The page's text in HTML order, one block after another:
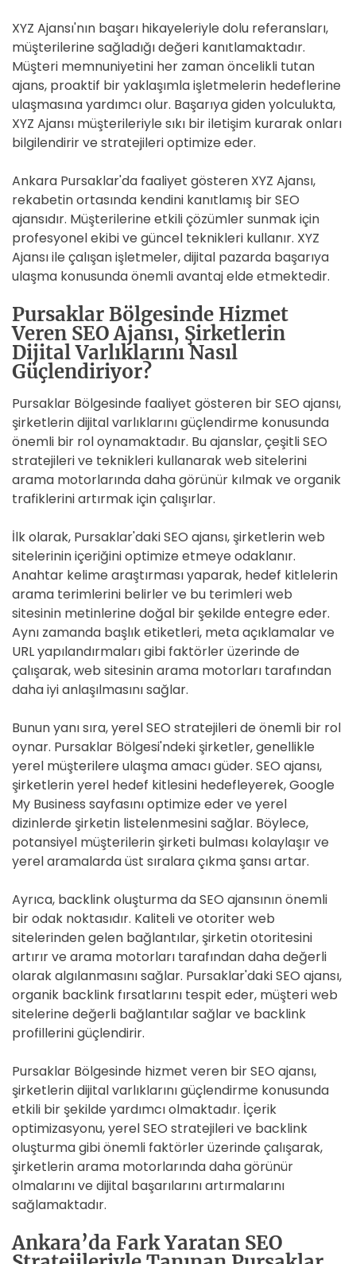
XYZ Ajansı'nın başarı hikayeleriyle dolu referansları,
müşterilerine sağladığı değeri kanıtlamaktadır.
Müşteri memnuniyetini her zaman öncelikli tutan
ajans, proaktif bir yaklaşımla işletmelerin hedeflerine
ulaşmasına yardımcı olur. Başarıya giden yolculukta,
XYZ Ajansı müşterileriyle sıkı bir iletişim kurarak onları
bilgilendirir ve stratejileri optimize eder.
Ankara Pursaklar'da faaliyet gösteren XYZ Ajansı,
rekabetin ortasında kendini kanıtlamış bir SEO
ajansıdır. Müşterilerine etkili çözümler sunmak için
profesyonel ekibi ve güncel teknikleri kullanır. XYZ
Ajansı ile çalışan işletmeler, dijital pazarda başarıya
ulaşma konusunda önemli avantaj elde etmektedir.
Pursaklar Bölgesinde Hizmet
Veren SEO Ajansı, Şirketlerin
Dijital Varlıklarını Nasıl
Güçlendiriyor?
Pursaklar Bölgesinde faaliyet gösteren bir SEO ajansı,
şirketlerin dijital varlıklarını güçlendirme konusunda
önemli bir rol oynamaktadır. Bu ajanslar, çeşitli SEO
stratejileri ve teknikleri kullanarak web sitelerini
arama motorlarında daha görünür kılmak ve organik
trafiklerini artırmak için çalışırlar.
İlk olarak, Pursaklar'daki SEO ajansı, şirketlerin web
sitelerinin içeriğini optimize etmeye odaklanır.
Anahtar kelime araştırması yaparak, hedef kitlelerin
arama terimlerini belirler ve bu terimleri web
sitesinin metinlerine doğal bir şekilde entegre eder.
Aynı zamanda başlık etiketleri, meta açıklamalar ve
URL yapılandırmaları gibi faktörler üzerinde de
çalışarak, web sitesinin arama motorları tarafından
daha iyi anlaşılmasını sağlar.
Bunun yanı sıra, yerel SEO stratejileri de önemli bir rol
oynar. Pursaklar Bölgesi'ndeki şirketler, genellikle
yerel müşterilere ulaşma amacı güder. SEO ajansı,
şirketlerin yerel hedef kitlesini hedefleyerek, Google
My Business sayfasını optimize eder ve yerel
dizinlerde şirketin listelenmesini sağlar. Böylece,
potansiyel müşterilerin şirketi bulması kolaylaşır ve
yerel aramalarda üst sıralara çıkma şansı artar.
Ayrıca, backlink oluşturma da SEO ajansının önemli
bir odak noktasıdır. Kaliteli ve otoriter web
sitelerinden gelen bağlantılar, şirketin otoritesini
artırır ve arama motorları tarafından daha değerli
olarak algılanmasını sağlar. Pursaklar'daki SEO ajansı,
organik backlink fırsatlarını tespit eder, müşteri web
sitelerine değerli bağlantılar sağlar ve backlink
profillerini güçlendirir.
Pursaklar Bölgesinde hizmet veren bir SEO ajansı,
şirketlerin dijital varlıklarını güçlendirme konusunda
etkili bir şekilde yardımcı olmaktadır. İçerik
optimizasyonu, yerel SEO stratejileri ve backlink
oluşturma gibi önemli faktörler üzerinde çalışarak,
şirketlerin arama motorlarında daha görünür
olmalarını ve dijital başarılarını artırmalarını
sağlamaktadır.
Ankara’da Fark Yaratan SEO